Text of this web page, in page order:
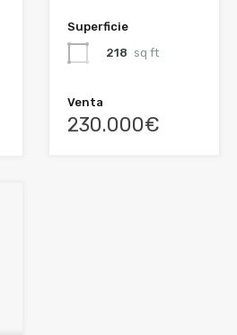
Superficie
218 sq ft
Venta
230.000€